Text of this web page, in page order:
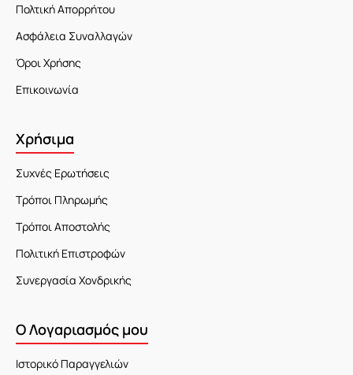
Πολτική Απορρήτου
Ασφάλεια Συναλλαγών
Όροι Χρήσης
Επικοινωνία
Χρήσιμα
Συχνές Ερωτήσεις
Τρόποι Πληρωμής
Τρόποι Αποστολής
Πολιτική Επιστροφών
Συνεργασία Χονδρικής
Ο Λογαριασμός μου
Ιστορικό Παραγγελιών